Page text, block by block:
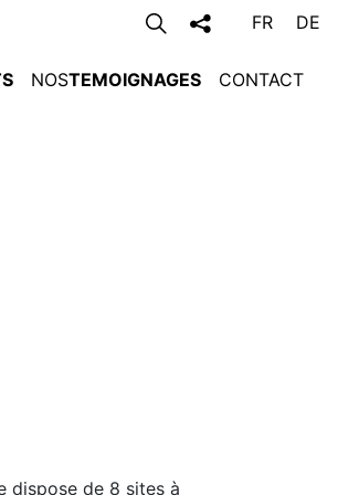
FR DE
NOSTEMOIGNAGES CONTACT
dispose de 8 sites à